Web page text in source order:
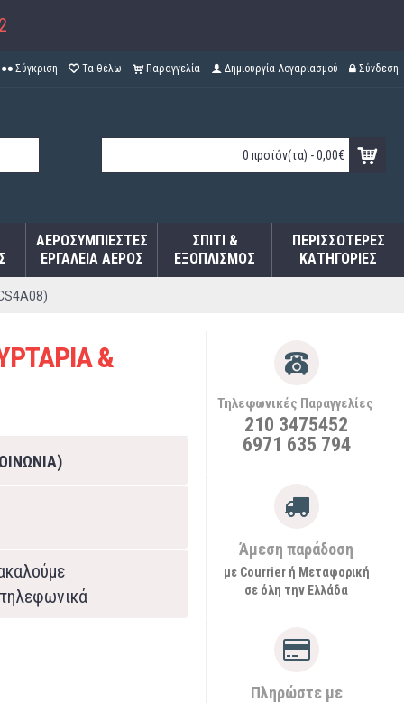
Σύγκριση Τα θέλω Παραγγελία Δημιουργία Λογαριασμού Σύνδεση
0 προϊόν(τα) - 0,00€
ΑΕΡΟΣΥΜΠΙΕΣΤΈΣ
ΕΡΓΑΛΕΊΑ ΑΈΡΟΣ
ΣΠΊΤΙ &
ΕΞΟΠΛΙΣΜΌΣ
ΠΕΡΙΣΣΌΤΕΡΕΣ
ΚΑΤΗΓΟΡΊΕΣ
Τηλεφωνικές Παραγγελίες
210 3475452
6971 635 794
Άμεση παράδοση
με Courrier ή Μεταφορική
σε όλη την Ελλάδα
Πληρώστε με
&